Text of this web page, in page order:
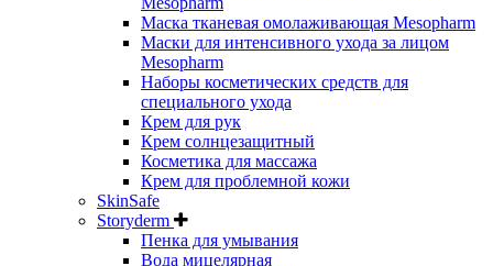
Маска тканевая омолаживающая Mesopharm
Маски для интенсивного ухода за лицом
Mesopharm
Наборы косметических средств для
специального ухода
Крем для рук
Крем солнцезащитный
Косметика для массажа
Крем для проблемной кожи
SkinSafe
Storyderm
Пенка для умывания
Вода мицелярная